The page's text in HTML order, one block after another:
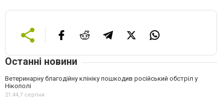
Останні новини
Ветеринарну благодійну клініку пошкодив російський обстріл у
Нікополі
21:44,7 серпня